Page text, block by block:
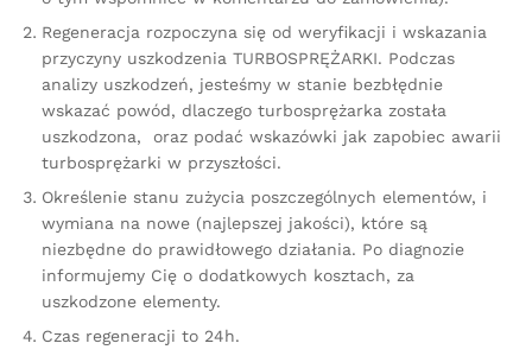
Regeneracja rozpoczyna się od weryfikacji i wskazania
przyczyny uszkodzenia TURBOSPRĘŻARKI. Podczas
analizy uszkodzeń, jesteśmy w stanie bezbłędnie
wskazać powód, dlaczego turbosprężarka została
uszkodzona, oraz podać wskazówki jak zapobiec awarii
turbosprężarki w przyszłości.
Określenie stanu zużycia poszczególnych elementów, i
wymiana na nowe (najlepszej jakości), które są
niezbędne do prawidłowego działania. Po diagnozie
informujemy Cię o dodatkowych kosztach, za
uszkodzone elementy.
Czas regeneracji to 24h.